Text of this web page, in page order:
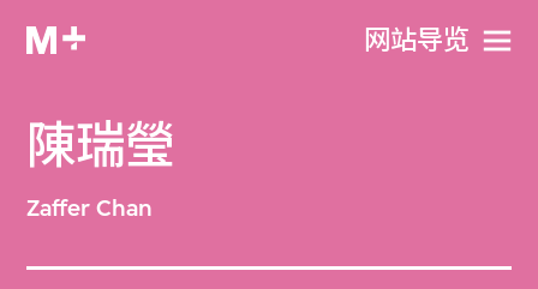
网站导览
陳瑞瑩
Zaffer Chan